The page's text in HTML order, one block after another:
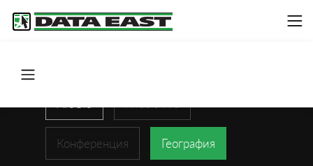
Конференция География